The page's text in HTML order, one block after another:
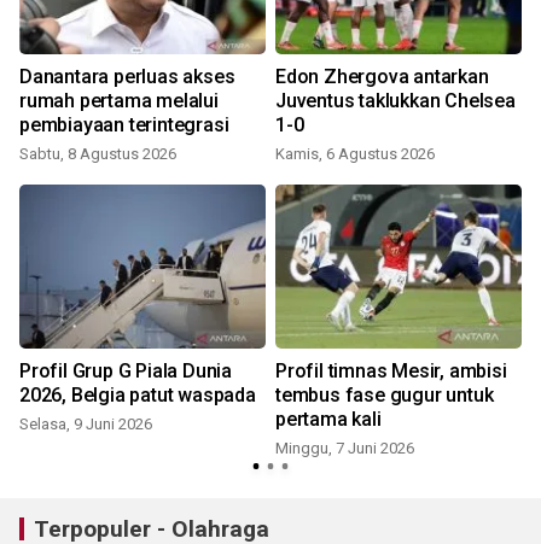
Danantara perluas akses
rumah pertama melalui
pembiayaan terintegrasi
Sabtu, 8 Agustus 2026
Edon Zhergova antarkan
Juventus taklukkan Chelsea
1-0
Kamis, 6 Agustus 2026
Profil Grup G Piala Dunia
2026, Belgia patut waspada
Selasa, 9 Juni 2026
Profil timnas Mesir, ambisi
tembus fase gugur untuk
pertama kali
Minggu, 7 Juni 2026
Terpopuler - Olahraga